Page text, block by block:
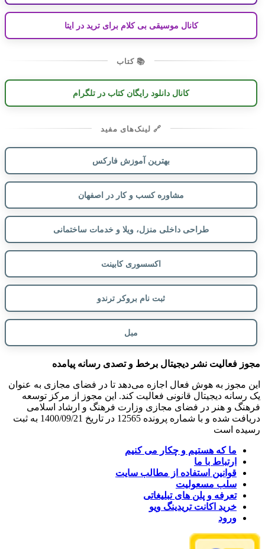
کانال موسیقی بی کلام برای ترید در ایتا
📚 کتاب
کانال دانلود رایگان کتاب در تلگرام
🔗 لینک‌های مفید
بهترین آموزش فارکس
مشاوره کسب و کار در اصفهان
طراحی داخلی منزل، ویلا و خدمات ساختمانی
اکسسوری کابینت
ثبت نام بروکر ترندو
مبل
مجوز فعالیت نشر دیجیتال برخط و تصدی رسانه پیامده
این مجوز به هوش فعال اجازه می‌دهد تا در فضای مجازی به عنوان
یک رسانه دیجیتال قانونی فعالیت کند. این مجوز از مرکز توسعه
فرهنگ و هنر در فضای مجازی وزارت فرهنگ و ارشاد اسلامی
دریافت شده و با شماره پرونده 12565 در تاریخ 1400/09/21 به ثبت
رسیده است
ما که هستیم و چکار می کنیم
ارتباط با ما
قوانین استفاده از مطالب سایت
سلب مسعولیت
تعرفه و پلن های تبلیغاتی
خرید اکانت تریدینگ ویو
ورود